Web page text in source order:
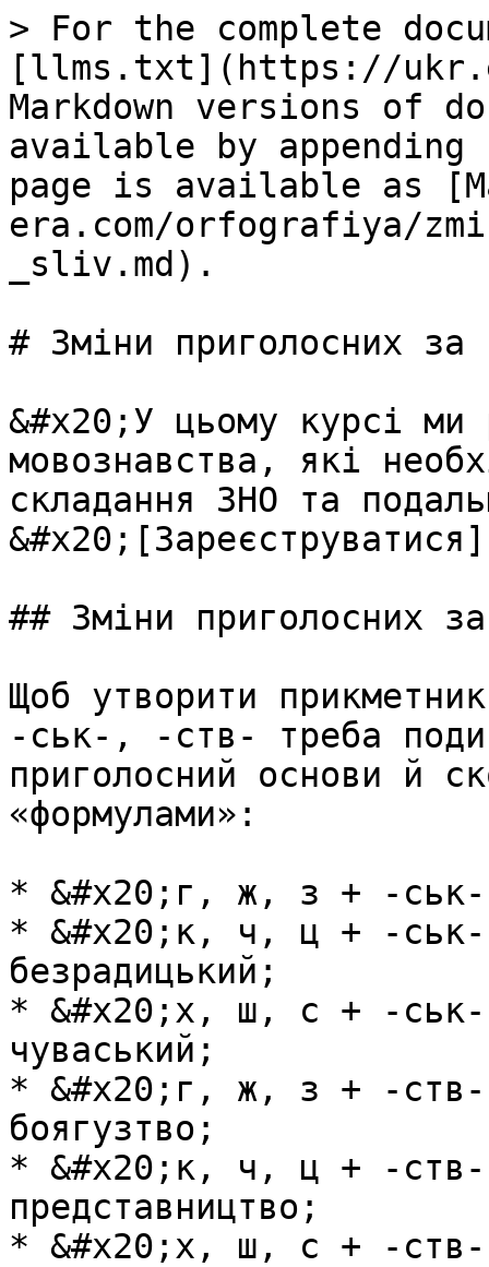
> For the complete
[llms.txt](https://
Markdown versions of
available by
page is available as
era.com/orfografiya/
_sliv.md).
# Змiни приголосних за
&#x20;У цьому курсі ми
мовознавства, які
складання ЗНО та
## Змiни приголосних
Щоб утворити
-ськ-, -ств- треба
приголосний основи й
«формулами»:
* &#x20;г, ж, з + -ськ-
* &#x20;к, ч, ц + -
безрадицький;
* &#x20;х, ш, с + -
чуваський;
* &#x20;г, ж, з + -
боягузтво;
* &#x20;к, ч, ц + -ств-
представництво;
* &#x20;х, ш, с + -